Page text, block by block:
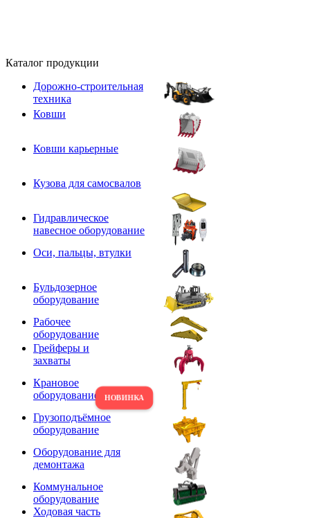
Каталог продукции
Дорожно-строительная
техника
Ковши
Ковши карьерные
Кузова для самосвалов
Гидравлическое
навесное оборудование
Оси, пальцы, втулки
Бульдозерное
оборудование
Рабочее
оборудование
Грейферы и
захваты
Крановое
оборудование
Грузоподъёмное
оборудование
Оборудование для
демонтажа
Коммунальное
оборудование
Ходовая часть